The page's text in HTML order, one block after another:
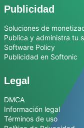
Publicidad
Soluciones de
Publica y administra tu
Software Policy
Publicidad en Softonic
Legal
DMCA
Información legal
Términos de uso